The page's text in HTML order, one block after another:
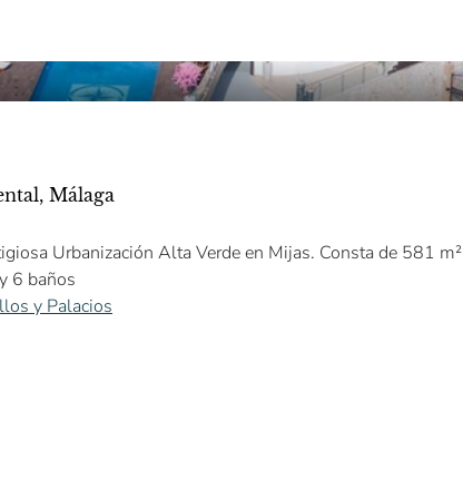
Málaga
Urbanización Alta Verde en Mijas. Consta de 581 m²
6 baños
y Palacios